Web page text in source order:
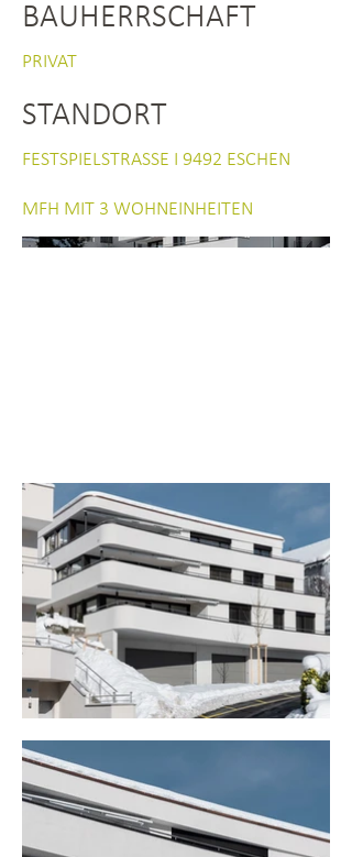
BAUHERRSCHAFT
PRIVAT
STANDORT
FESTSPIELSTRASSE I 9492 ESCHEN
MFH MIT 3 WOHNEINHEITEN